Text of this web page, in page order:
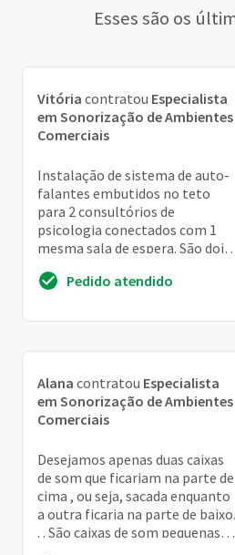
Esses são os
Vitória contratou Especialista
em Sonorização de Ambientes
Comerciais
Instalação de sistema de auto-
falantes embutidos no teto
para 2 consultórios de
psicologia conectados com 1
mesma sala de espera. São dois
Pedido atendido
Alana contratou Especialista
em Sonorização de Ambientes
Comerciais
Desejamos apenas duas caixas
de som que ficariam na parte de
cima , ou seja, sacada enquanto
a outra ficaria na parte de baixo.
. . São caixas de som pequenas